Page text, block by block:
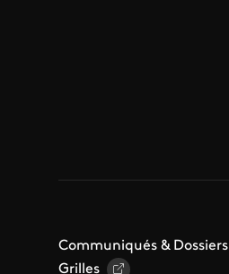
Communiqués & Dossiers
Grilles